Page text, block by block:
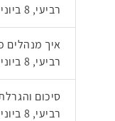
רביעי, 8 ביוני 2016, 12:45
איך מנהלים
רביעי, 8 ביוני 2016, 10:00
סיכום
רביעי, 8 ביוני 2016, 16:15